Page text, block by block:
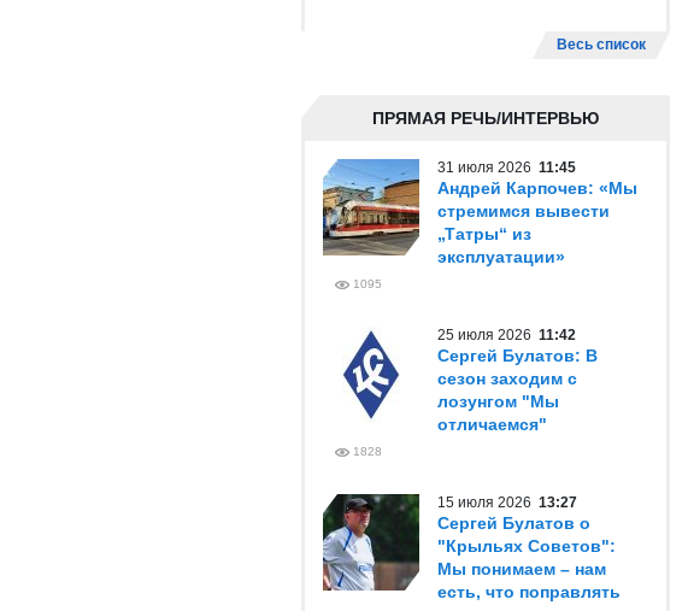
Весь список
ПРЯМАЯ РЕЧЬ/ИНТЕРВЬЮ
31 июля 2026 11:45
Андрей Карпочев: «Мы
стремимся вывести
„Татры“ из
эксплуатации»
1095
25 июля 2026 11:42
Сергей Булатов: В
сезон заходим с
лозунгом "Мы
отличаемся"
1828
15 июля 2026 13:27
Сергей Булатов о
"Крыльях Советов":
Мы понимаем – нам
есть, что поправлять